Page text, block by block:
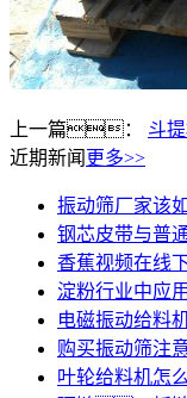
上一篇： 斗
近期新闻 更多>>
振动筛厂家该
钢芯皮带与普
香蕉视频在线
淀粉行业中应
电磁振动给料
购买振动筛注
叶轮给料机怎